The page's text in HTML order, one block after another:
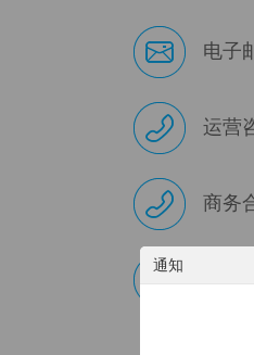
通知
电子
运营
商务
QQ